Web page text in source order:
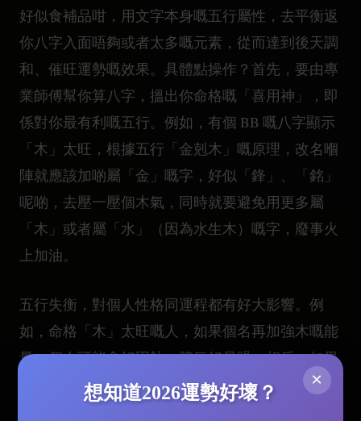
好似食補品咁，用文字本身嘅五行屬性，去平衡返
你八字入面唔夠或者太多嘅元素，從而達到後天調
和、催旺運勢嘅效果。具體點操作？首先，要由專
業師傅幫你算八字，搵出你命格嘅「喜用神」，即
係對你最有利嘅五行。例如，有個 BB 嘅八字顯示
「木」太旺，根據五行「金剋木」嘅原理，改名嗰
陣就應該加啲屬「金」嘅字，好似「鋒」、「銘」
呢啲，去壓一壓個木氣，同時就要避免用更多屬
「木」或者屬「水」（因為水生木）嘅字，廢事火
上加油。
五行失衡，對個人性格同運程都有好大影響。例
如，命格「木」太旺嘅人，如果個名再加強木嘅能
量，個人可能會好固執，脾氣好暴躁；相反，如果
命格「金」好弱，個人會唔夠決斷力，如果個名可
×
想知道2026運勢好壞？